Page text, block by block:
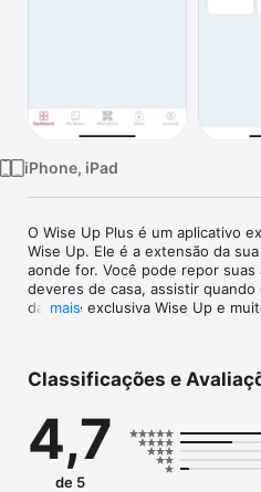
iPhone, iPad
O Wise Up Plus é um aplicativo
Wise Up. Ele é a extensão da
aonde for. Você pode repor
deveres de casa, assistir
da série exclusiva Wise Up e
dúvidas em sua última aula ou
sua escola de inglês no
seu tablet, celular. Onde você
Deu branco sobre a matéria ou
mais
Classificações e
4,7
de 5